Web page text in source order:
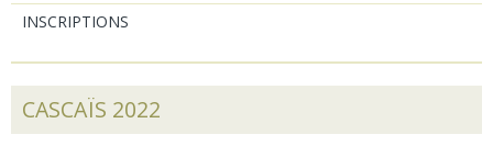
INSCRIPTIONS
CASCAÏS 2022